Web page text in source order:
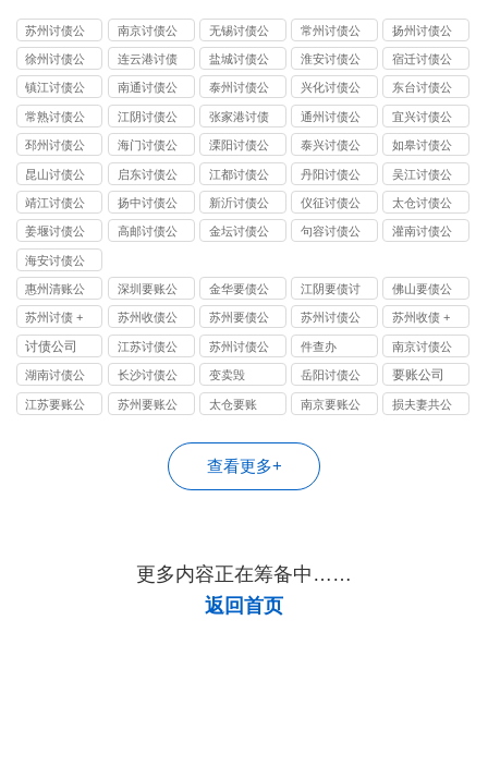
苏州讨债公
司
南京讨债公
司
无锡讨债公
司
常州讨债公
司
扬州讨债公
司
徐州讨债公
司
连云港讨债
公司
盐城讨债公
司
淮安讨债公
司
宿迁讨债公
司
镇江讨债公
司
南通讨债公
司
泰州讨债公
司
兴化讨债公
司
东台讨债公
司
常熟讨债公
司
江阴讨债公
司
张家港讨债
公司
通州讨债公
司
宜兴讨债公
司
邳州讨债公
司
海门讨债公
司
溧阳讨债公
司
泰兴讨债公
司
如皋讨债公
司
昆山讨债公
司
启东讨债公
司
江都讨债公
司
丹阳讨债公
司
吴江讨债公
司
靖江讨债公
司
扬中讨债公
司
新沂讨债公
司
仪征讨债公
司
太仓讨债公
司
姜堰讨债公
司
高邮讨债公
金坛讨债公
句容讨债公
灌南讨债公
海安讨债公
司
惠州清账公
司
深圳要账公
司
金华要债公
司
江阴要债讨
账公司
佛山要债公
司
苏州讨债 +
收债公司 |
本地要债团
队，9 年追
回 4.2 亿，
苏州收债公
司 | 苏州讨
债 + 要债效
率领先，8
年服务 2800
州债务追回
苏州要债公
司 | 苏州收
债 + 讨债专
家，处理债
务超 7800
回率，无前
期费用
苏州讨债公
司 | 联动苏
州要债 + 收
债团队，10
年经验，
率，帮您快
速要回欠款
苏州收债 +
讨债公司 |
本地要债效
率高，9 年
处理 7500 +
讨债公司
江苏讨债公
司
苏州讨债公
司
件查办
南京讨债公
司
湖南讨债公
司
长沙讨债公
司
变卖毁
岳阳讨债公
司
要账公司
江苏要账公
苏州要账公
太仓要账
南京要账公
损夫妻共公
查看更多+
更多内容正在筹备中……
返回首页